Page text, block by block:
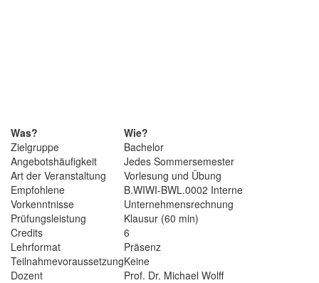
Was?
Wie?
Zielgruppe
Bachelor
Angebotshäufigkeit
Jedes Sommersemester
Art der Veranstaltung
Vorlesung und Übung
Empfohlene
Vorkenntnisse
B.WIWI-BWL.0002 Interne
Unternehmensrechnung
Prüfungsleistung
Klausur (60 min)
Credits
6
Lehrformat
Präsenz
TeilnahmevoraussetzungKeine
Dozent
Prof. Dr. Michael Wolff